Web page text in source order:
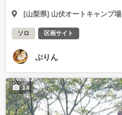
[山梨県] 山伏オートキャンプ場
ソロ 区画サイト
ぷりん
14